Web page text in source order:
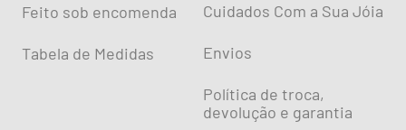
Feito sob encomenda
Tabela de Medidas
Cuidados Com a Sua Jóia
Envios
Política de troca,
devolução e garantia